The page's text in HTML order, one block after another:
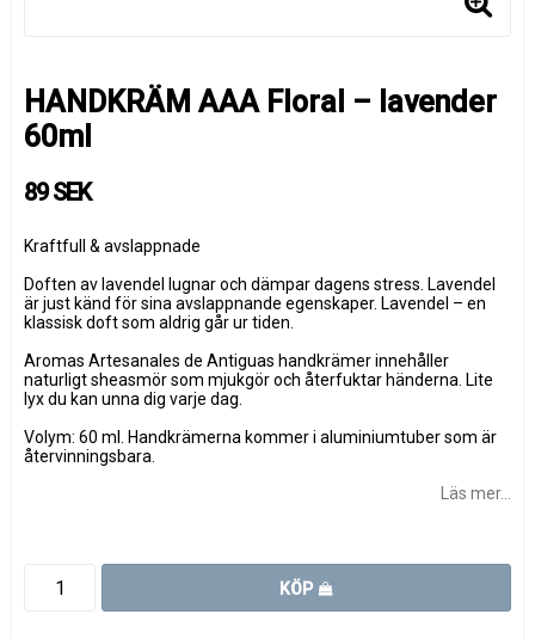
HANDKRÄM AAA Floral – lavender
60ml
89 SEK
Kraftfull & avslappnade
Doften av lavendel lugnar och dämpar dagens stress. Lavendel
är just känd för sina avslappnande egenskaper. Lavendel – en
klassisk doft som aldrig går ur tiden.
Aromas Artesanales de Antiguas handkrämer innehåller
naturligt sheasmör som mjukgör och återfuktar händerna. Lite
lyx du kan unna dig varje dag.
Volym: 60 ml. Handkrämerna kommer i aluminiumtuber som är
återvinningsbara.
Läs mer...
KÖP